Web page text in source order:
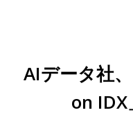
AIデータ社
on IDX